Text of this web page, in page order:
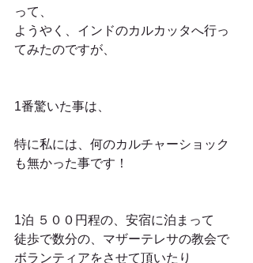
って、
ようやく、インドのカルカッタへ行っ
てみたのですが、
1番驚いた事は、
特に私には、何のカルチャーショック
も無かった事です！
1泊 ５００円程の、安宿に泊まって
徒歩で数分の、マザーテレサの教会で
ボランティアをさせて頂いたり